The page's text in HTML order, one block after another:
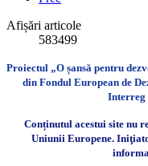
Afișări articole
583499
Proiectul „O șansă pentru
din Fondul European de
Interreg
Conținutul acestui site nu
Uniunii Europene.